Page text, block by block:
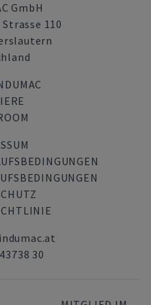
GmbH
110
30